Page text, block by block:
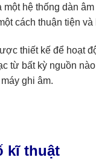
một hệ thống dàn
cách thuận tiện
thiết kế để hoạt
từ bất kỳ nguồn
ghi âm.
kĩ thuật